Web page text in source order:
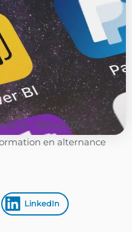
le : 16/04/2024
en alternance
LinkedIn